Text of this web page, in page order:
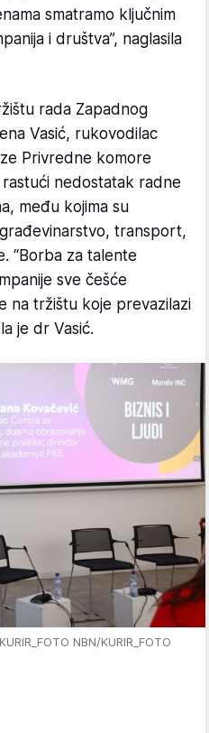
smatramo ključnim
i društva”, naglasila
rada Zapadnog
Vasić, rukovodilac
Privredne komore
nedostatak radne
među kojima su
transport,
“Borba za talente
sve češće
na tržištu koje prevazilazi
je dr Vasić.
NBN/KURIR_FOTO